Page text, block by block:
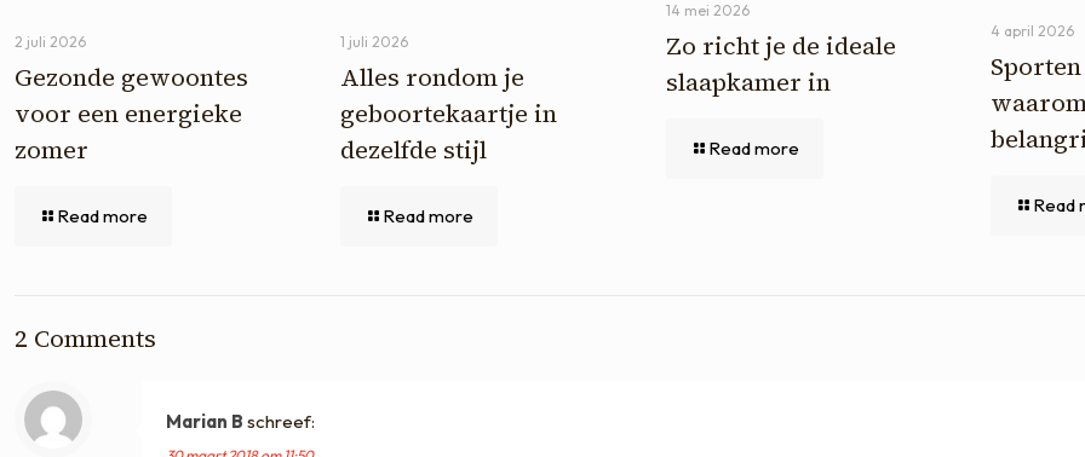
2 juli 2026
Gezonde gewoontes
voor een energieke
zomer
Read more
1 juli 2026
Alles rondom je
geboortekaartje in
dezelfde stijl
Read more
14 mei 2026
Zo richt je de ideale
slaapkamer in
Read more
4 april 2026
Read
2 Comments
Marian B schreef: